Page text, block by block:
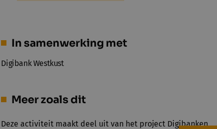
In samenwerking met
Digibank Westkust
Meer zoals dit
Deze activiteit maakt deel uit van het project Digibanken